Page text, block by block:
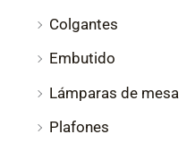
Colgantes
Embutido
Lámparas de mesa
Plafones